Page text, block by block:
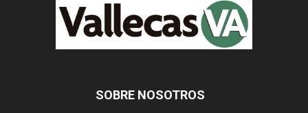
SOBRE NOSOTROS